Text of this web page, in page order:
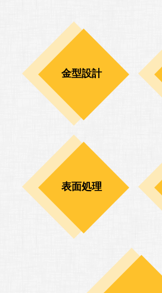
金型設計
表面処理